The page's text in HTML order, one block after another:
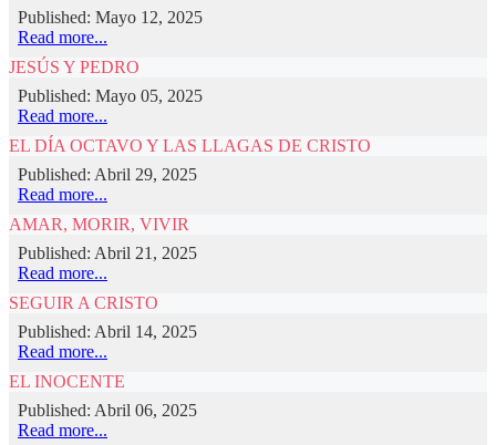
Published: Mayo 12, 2025
Read more...
JESÚS Y PEDRO
Published: Mayo 05, 2025
Read more...
EL DÍA OCTAVO Y LAS LLAGAS DE CRISTO
Published: Abril 29, 2025
Read more...
AMAR, MORIR, VIVIR
Published: Abril 21, 2025
Read more...
SEGUIR A CRISTO
Published: Abril 14, 2025
Read more...
EL INOCENTE
Published: Abril 06, 2025
Read more...